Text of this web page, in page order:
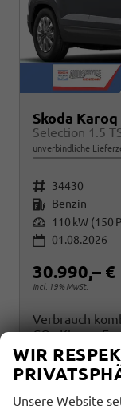
Skoda Karoq
unverbindliche
Fahrzeugnr. 34430
Kraftstoff Benzin
Leistung 110 kW (150
01.08.2026
30.990,– €
incl. 19% MwSt.
Verbrauch
CO -Klasse: E
CO
-
WIR
Unsere Website